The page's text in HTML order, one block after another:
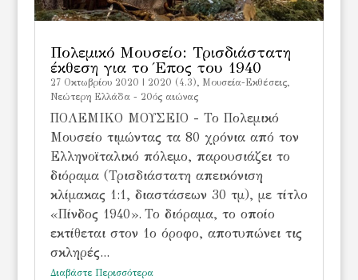
Πολεμικό Μουσείο: Τρισδιάστατη
έκθεση για το Έπος του 1940
27 Οκτωβρίου 2020 2020 (4.3), Μουσεία-Εκθέσεις,
Νεώτερη Ελλάδα - 20ός αιώνας
ΠΟΛΕΜΙΚΟ ΜΟΥΣΕΙΟ - Το Πολεμικό
Μουσείο τιμώντας τα 80 χρόνια από τον
Ελληνοϊταλικό πόλεμο, παρουσιάζει το
διόραμα (Τρισδιάστατη απεικόνιση
κλίμακας 1:1, διαστάσεων 30 τμ), με τίτλο
«Πίνδος 1940». Το διόραμα, το οποίο
εκτίθεται στον 1ο όροφο, αποτυπώνει τις
σκληρές...
Διαβάστε Περισσότερα